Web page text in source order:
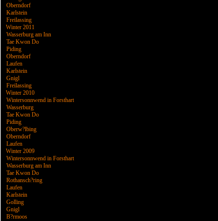
Oberndorf
Karlstein
Freilassing
Winter 2011
Wasserburg am Inn
Tae Kwon Do
Piding
Oberndorf
Laufen
Karlstein
Gnigl
Freilassing
Winter 2010
Wintersonnwend in Forsthart
Wasserburg
Tae Kwon Do
Piding
Oberw?lbing
Oberndorf
Laufen
Winter 2009
Wintersonnwend in Forsthart
Wasserburg am Inn
Tae Kwon Do
Rothansch?ring
Laufen
Karlstein
Golling
Gnigl
B?rmoos